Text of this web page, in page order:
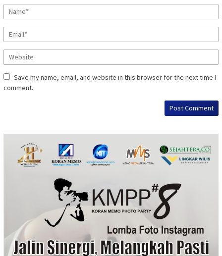
Save my name, email, and website in this browser for the next time I
comment.